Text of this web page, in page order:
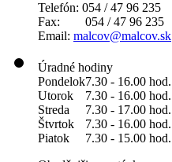
Telefón: 054 / 47 96 235
Fax: 054 / 47 96 235
Email: malcov@malcov.sk
Úradné hodiny
Pondelok7.30 - 16.00 hod.
Utorok
7.30 - 16.00 hod.
Streda
7.30 - 17.00 hod.
Štvrtok
7.30 - 16.00 hod.
Piatok
7.30 - 15.00 hod.